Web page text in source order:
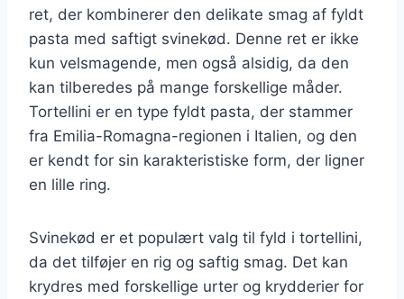
ret, der kombinerer den delikate smag af fyldt
pasta med saftigt svinekød. Denne ret er ikke
kun velsmagende, men også alsidig, da den
kan tilberedes på mange forskellige måder.
Tortellini er en type fyldt pasta, der stammer
fra Emilia-Romagna-regionen i Italien, og den
er kendt for sin karakteristiske form, der ligner
en lille ring.
Svinekød er et populært valg til fyld i tortellini,
da det tilføjer en rig og saftig smag. Det kan
krydres med forskellige urter og krydderier for